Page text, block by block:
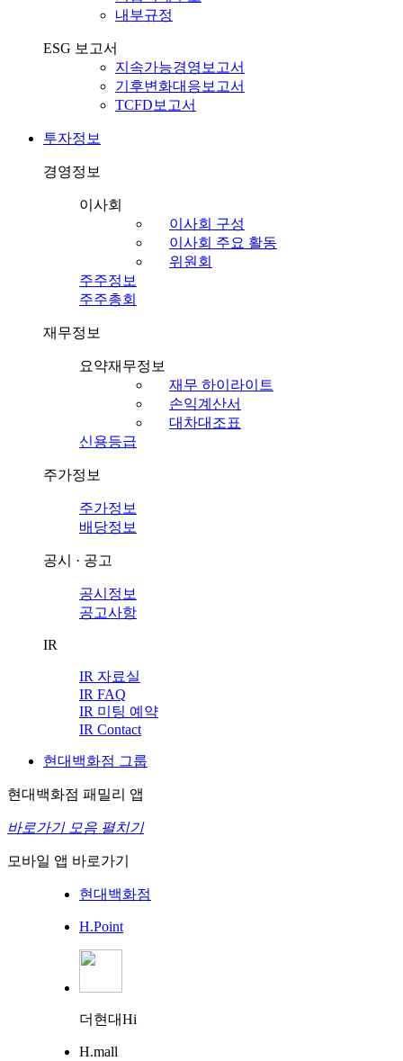
내부규정
ESG 보고서
지속가능경영보고서
기후변화대응보고서
TCFD보고서
투자정보
경영정보
이사회
이사회 구성
이사회 주요 활동
위원회
주주정보
주주총회
재무정보
요약재무정보
재무 하이라이트
손익계산서
대차대조표
신용등급
주가정보
주가정보
배당정보
공시 · 공고
공시정보
공고사항
IR
IR 자료실
IR FAQ
IR 미팅 예약
IR Contact
현대백화점 그룹
현대백화점 패밀리 앱
바로가기 모음 펼치기
모바일 앱 바로가기
현대백화점
H.Point
더현대Hi
H.mall